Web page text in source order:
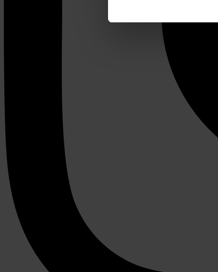
We gebruiken cookies om
websiteverkeer te
media, adverteren en
verstrekt of die ze hebben